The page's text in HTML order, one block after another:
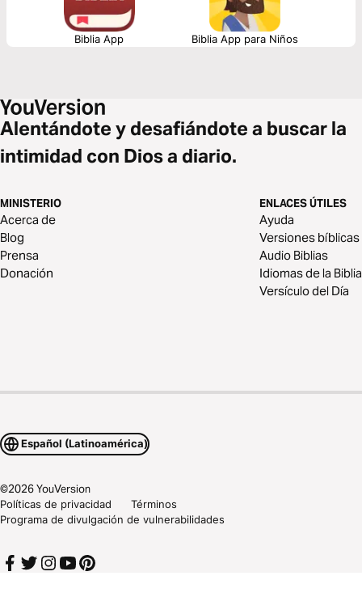
Biblia App Biblia App para Niños
Alentándote y desafiándote a buscar la
intimidad con Dios a diario.
MINISTERIO
Acerca de
Blog
Prensa
Donación
ENLACES ÚTILES
Ayuda
Versiones bíblicas
Audio Biblias
Idiomas de la Biblia
Versículo del Día
Español (Latinoamérica)
©2026YouVersion
Políticas de privacidad
Términos
Programa de divulgación de vulnerabilidades